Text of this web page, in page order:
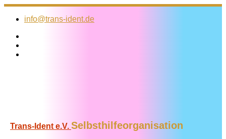
Zum
Inhalt
info@trans-ident.de
Trans-Ident e.V. Selbsthilfeorganisation